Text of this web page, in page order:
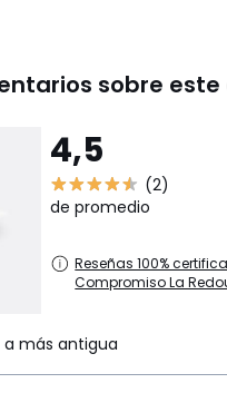
sobre
4,5
(2)
de promedio
Reseñas 100%
Compromiso La
más antigua